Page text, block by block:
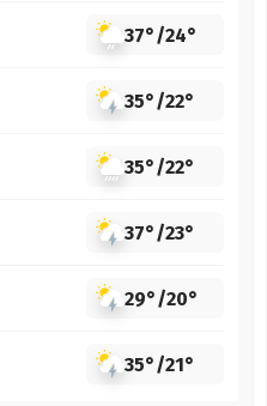
37°/24°
35°/22°
35°/22°
37°/23°
29°/20°
35°/21°